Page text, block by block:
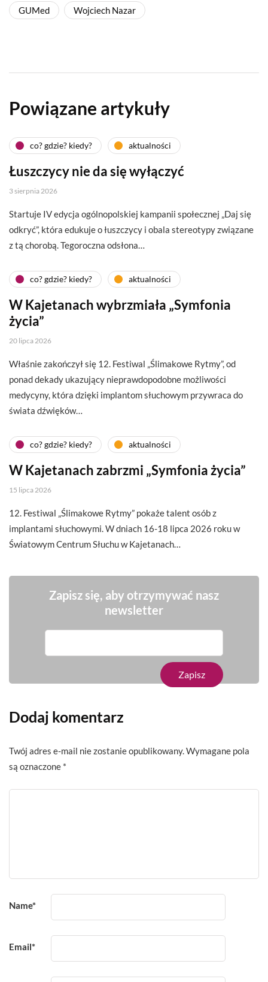
GUMed Wojciech Nazar
Powiązane artykuły
co? gdzie? kiedy? aktualności
Łuszczycy nie da się wyłączyć
3 sierpnia 2026
Startuje IV edycja ogólnopolskiej kampanii społecznej „Daj się
odkryć”, która edukuje o łuszczycy i obala stereotypy związane
z tą chorobą. Tegoroczna odsłona…
co? gdzie? kiedy? aktualności
W Kajetanach wybrzmiała „Symfonia
życia”
20 lipca 2026
Właśnie zakończył się 12. Festiwal „Ślimakowe Rytmy”, od
ponad dekady ukazujący nieprawdopodobne możliwości
medycyny, która dzięki implantom słuchowym przywraca do
świata dźwięków…
co? gdzie? kiedy? aktualności
W Kajetanach zabrzmi „Symfonia życia”
15 lipca 2026
12. Festiwal „Ślimakowe Rytmy” pokaże talent osób z
implantami słuchowymi. W dniach 16-18 lipca 2026 roku w
Światowym Centrum Słuchu w Kajetanach…
Zapisz się, aby otrzymywać nasz
newsletter
Dodaj komentarz
Twój adres e-mail nie zostanie opublikowany. Wymagane pola
są oznaczone *
Name*
Email*